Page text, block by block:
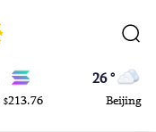
$213.76
26 °
Beijing